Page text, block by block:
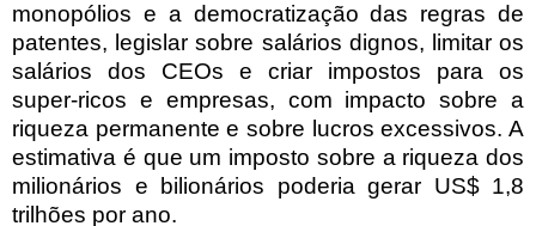
monopólios e a democratização das regras de
patentes, legislar sobre salários dignos, limitar os
salários dos CEOs e criar impostos para os
super-ricos e empresas, com impacto sobre a
riqueza permanente e sobre lucros excessivos. A
estimativa é que um imposto sobre a riqueza dos
milionários e bilionários poderia gerar US$ 1,8
trilhões por ano.